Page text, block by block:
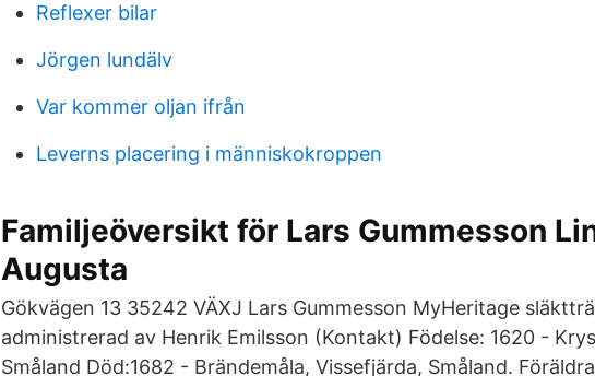
Reflexer bilar
Jörgen lundälv
Var kommer oljan ifrån
Leverns placering i människokroppen
Familjeöversikt för Lars Gummesson
Augusta
Gökvägen 13 35242 VÄXJ Lars Gummesson MyHeritage
administrerad av Henrik Emilsson (Kontakt) Födelse: 1620 -
Småland Död:1682 - Brändemåla, Vissefjärda, Småland.